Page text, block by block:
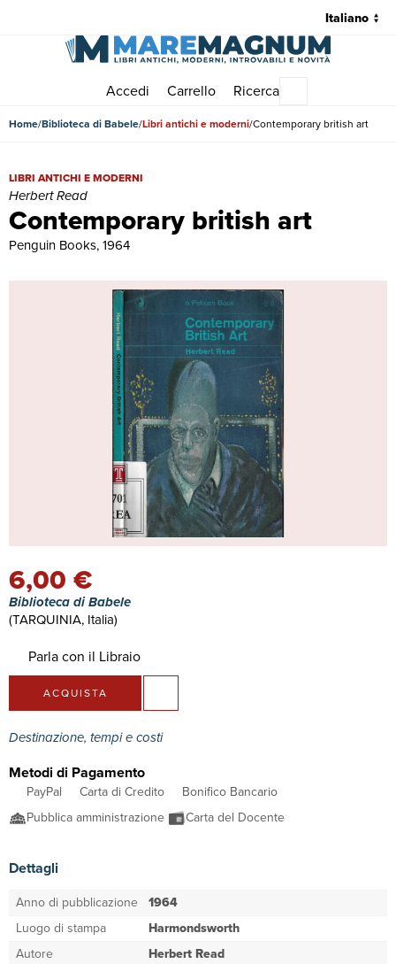
Accedi Carrello Ricerca
Home Biblioteca di Babele Libri antichi e moderni Contemporary british art
Contemporary british art
Contemporary british art | Libri antichi e moderni | Herbert Read
LIBRI ANTICHI E MODERNI
Herbert Read
Penguin Books, 1964
6,00 €
Biblioteca di Babele
(TARQUINIA, Italia)
Parla con il Libraio
ACQUISTA
Destinazione, tempi e costi
Metodi di Pagamento
PayPal Carta di Credito
Bonifico Bancario
Pubblica amministrazione
Carta del Docente
Dettagli
Anno di pubblicazione 1964
Luogo di stampa
Harmondsworth
Autore
Herbert Read